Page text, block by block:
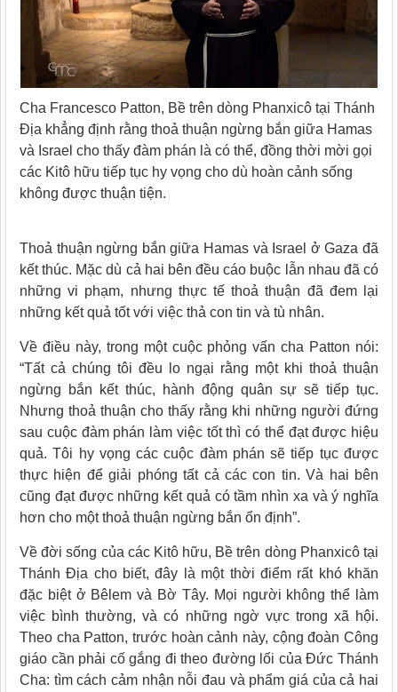
Cha Francesco Patton, Bề trên dòng Phanxicô tại Thánh
Địa khẳng định rằng thoả thuận ngừng bắn giữa Hamas
và Israel cho thấy đàm phán là có thể, đồng thời mời gọi
các Kitô hữu tiếp tục hy vọng cho dù hoàn cảnh sống
không được thuận tiện.
Thoả thuận ngừng bắn giữa Hamas và Israel ở Gaza đã
kết thúc. Mặc dù cả hai bên đều cáo buộc lẫn nhau đã có
những vi phạm, nhưng thực tế thoả thuận đã đem lại
những kết quả tốt với việc thả con tin và tù nhân.
Về điều này, trong một cuộc phỏng vấn cha Patton nói:
“Tất cả chúng tôi đều lo ngại rằng một khi thoả thuận
ngừng bắn kết thúc, hành động quân sự sẽ tiếp tục.
Nhưng thoả thuận cho thấy rằng khi những người đứng
sau cuộc đàm phán làm việc tốt thì có thể đạt được hiệu
quả. Tôi hy vọng các cuộc đàm phán sẽ tiếp tục được
thực hiện để giải phóng tất cả các con tin. Và hai bên
cũng đạt được những kết quả có tầm nhìn xa và ý nghĩa
hơn cho một thoả thuận ngừng bắn ổn định”.
Về đời sống của các Kitô hữu, Bề trên dòng Phanxicô tại
Thánh Địa cho biết, đây là một thời điểm rất khó khăn
đặc biệt ở Bêlem và Bờ Tây. Mọi người không thể làm
việc bình thường, và có những ngờ vực trong xã hội.
Theo cha Patton, trước hoàn cảnh này, cộng đoàn Công
giáo cần phải cố gắng đi theo đường lối của Đức Thánh
Cha: tìm cách cảm nhận nỗi đau và phẩm giá của cả hai